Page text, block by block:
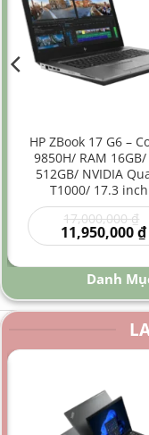
HP ZBook 17 G6 –
9850H/ RAM 16GB/
512GB/ NVIDIA
T1000/ 17.3
Laptop
Họa Kỹ Thuật Màn
Lớn
17,000,000₫
11,950,000₫
₫.
Danh